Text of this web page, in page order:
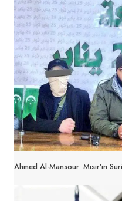
Ahmed Al-Mansour: Mısır’ın